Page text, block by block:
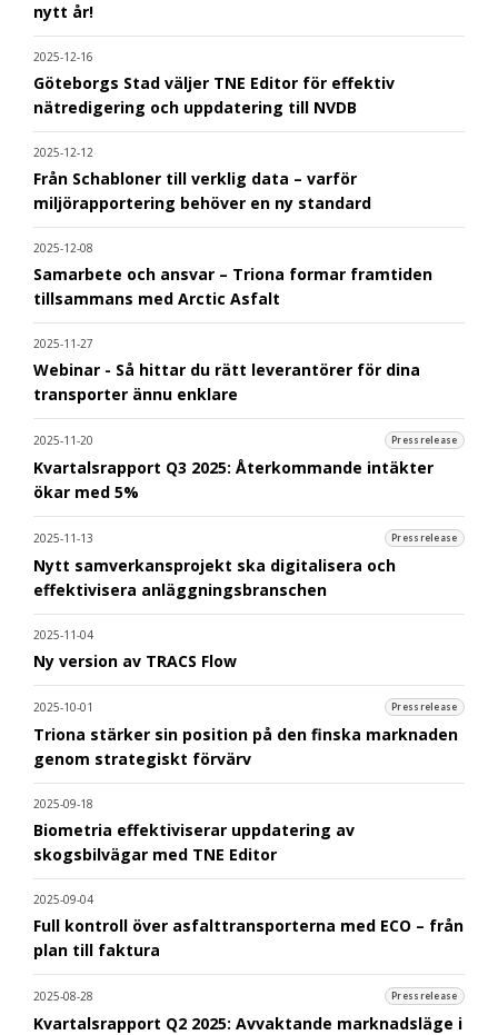
nytt år!
2025-12-16
Göteborgs Stad väljer TNE Editor för effektiv
nätredigering och uppdatering till NVDB
2025-12-12
Från Schabloner till verklig data – varför
miljörapportering behöver en ny standard
2025-12-08
Samarbete och ansvar – Triona formar framtiden
tillsammans med Arctic Asfalt
2025-11-27
Webinar - Så hittar du rätt leverantörer för dina
transporter ännu enklare
2025-11-20 Pressrelease
Kvartalsrapport Q3 2025: Återkommande intäkter
ökar med 5%
2025-11-13 Pressrelease
Nytt samverkansprojekt ska digitalisera och
effektivisera anläggningsbranschen
2025-11-04
Ny version av TRACS Flow
2025-10-01 Pressrelease
Triona stärker sin position på den finska marknaden
genom strategiskt förvärv
2025-09-18
Biometria effektiviserar uppdatering av
skogsbilvägar med TNE Editor
2025-09-04
Full kontroll över asfalttransporterna med ECO – från
plan till faktura
2025-08-28 Pressrelease
Kvartalsrapport Q2 2025: Avvaktande marknadsläge i